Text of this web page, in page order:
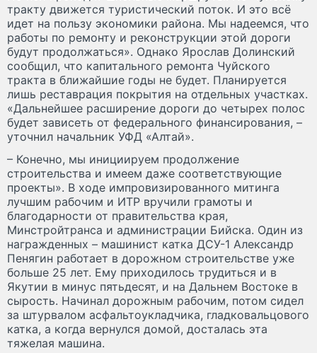
тракту движется туристический поток. И это всё
идет на пользу экономики района. Мы надеемся, что
работы по ремонту и реконструкции этой дороги
будут продолжаться». Однако Ярослав Долинский
сообщил, что капитального ремонта Чуйского
тракта в ближайшие годы не будет. Планируется
лишь реставрация покрытия на отдельных участках.
«Дальнейшее расширение дороги до четырех полос
будет зависеть от федерального финансирования, –
уточнил начальник УФД «Алтай».
– Конечно, мы инициируем продолжение
строительства и имеем даже соответствующие
проекты». В ходе импровизированного митинга
лучшим рабочим и ИТР вручили грамоты и
благодарности от правительства края,
Минстройтранса и администрации Бийска. Один из
награжденных – машинист катка ДСУ-1 Александр
Пенягин работает в дорожном строительстве уже
больше 25 лет. Ему приходилось трудиться и в
Якутии в минус пятьдесят, и на Дальнем Востоке в
сырость. Начинал дорожным рабочим, потом сидел
за штурвалом асфальтоукладчика, гладковальцового
катка, а когда вернулся домой, досталась эта
тяжелая машина.